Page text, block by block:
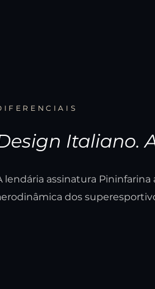
Italiano.
lendária assinatura Pininfarina
dos